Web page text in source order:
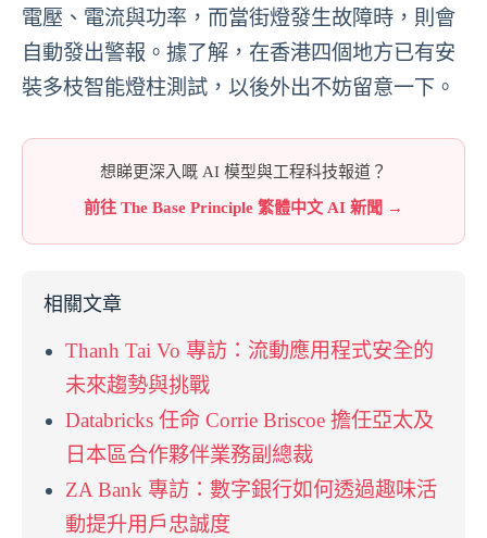
電壓、電流與功率，而當街燈發生故障時，則會
自動發出警報。據了解，在香港四個地方已有安
裝多枝智能燈柱測試，以後外出不妨留意一下。
想睇更深入嘅 AI 模型與工程科技報道？
前往 The Base Principle 繁體中文 AI 新聞 →
相關文章
Thanh Tai Vo 專訪：流動應用程式安全的
未來趨勢與挑戰
Databricks 任命 Corrie Briscoe 擔任亞太及
日本區合作夥伴業務副總裁
ZA Bank 專訪：數字銀行如何透過趣味活
動提升用戶忠誠度